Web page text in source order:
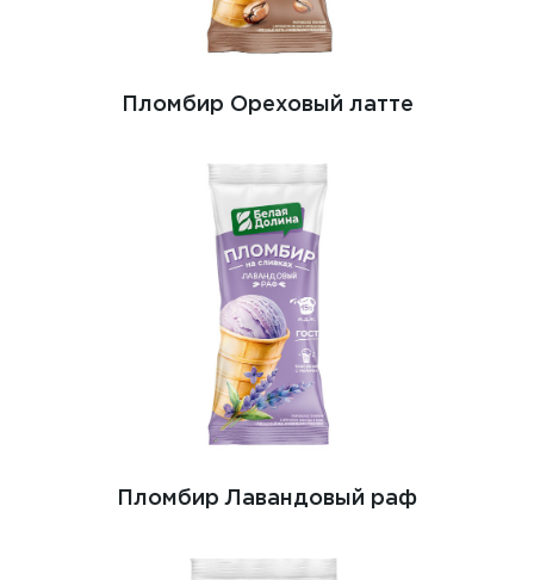
Пломбир Ореховый латте
Пломбир Лавандовый раф